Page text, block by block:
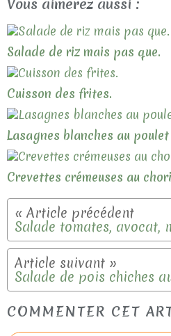
Vous aimerez aussi :
Salade de riz mais pas que.
Cuisson des frites.
Lasagnes blanches au
Crevettes crémeuses au
Salade de pois chiches
COMMENTER CET